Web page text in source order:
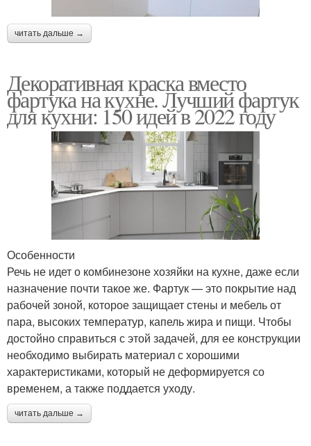
читать дальше →
Декоративная краска вместо
фартука на кухне. Лучший фартук
для кухни: 150 идей в 2022 году
Особенности
Речь не идет о комбинезоне хозяйки на кухне, даже если
назначение почти такое же. Фартук — это покрытие над
рабочей зоной, которое защищает стены и мебель от
пара, высоких температур, капель жира и пищи. Чтобы
достойно справиться с этой задачей, для ее конструкции
необходимо выбирать материал с хорошими
характеристиками, который не деформируется со
временем, а также поддается уходу.
читать дальше →